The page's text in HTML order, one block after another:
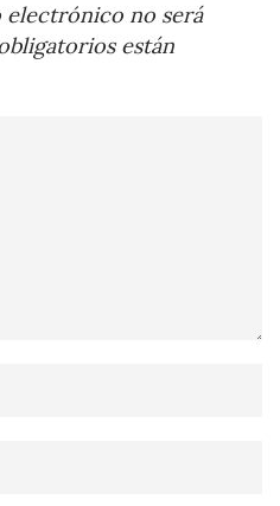
no será
están